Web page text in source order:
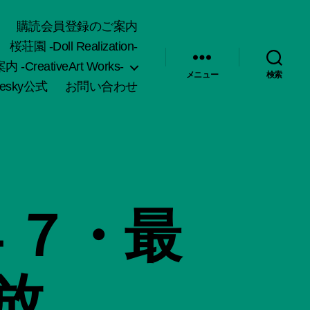
購読会員登録のご案内
桜荘園 -Doll Realization-
内 -CreativeArt Works-
公式
お問い合わせ
メニュー 検索
・最